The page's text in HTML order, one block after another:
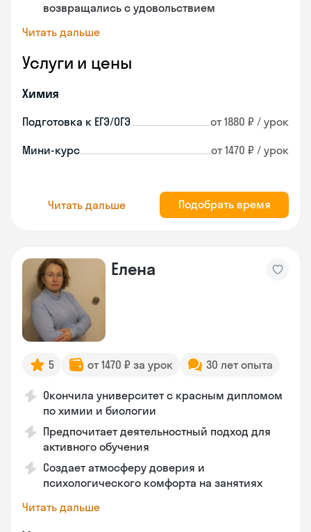
возвращались с удовольствием
Читать дальше
Услуги и цены
Химия
Подготовка к ЕГЭ/ОГЭ от 1880 ₽ / урок
Мини-курс от 1470 ₽ / урок
Читать дальше Подобрать время
Елена
5 от 1470 ₽ за урок 30 лет опыта
Окончила университет с красным дипломом
по химии и биологии
Предпочитает деятельностный подход для
активного обучения
Создает атмосферу доверия и
психологического комфорта на занятиях
Читать дальше